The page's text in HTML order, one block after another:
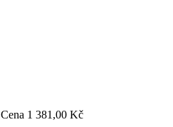
Cena 1 381,00 Kč